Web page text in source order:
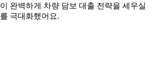
완벽하게 차량 담보 대출 전략을 세우실
극대화했어요.